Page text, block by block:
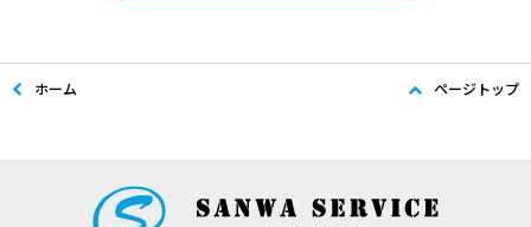
ホーム ページトップ